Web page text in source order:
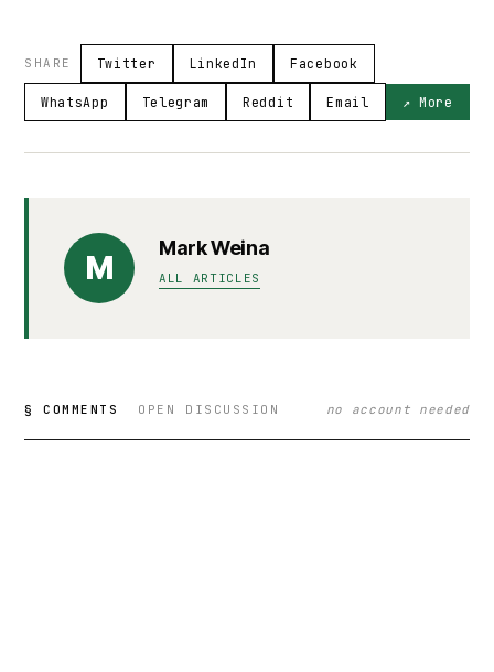
SHARE Twitter LinkedIn Facebook
WhatsApp Telegram Reddit Email ↗ More
M
Mark Weina
ALL ARTICLES
§ COMMENTS OPEN DISCUSSION no account needed